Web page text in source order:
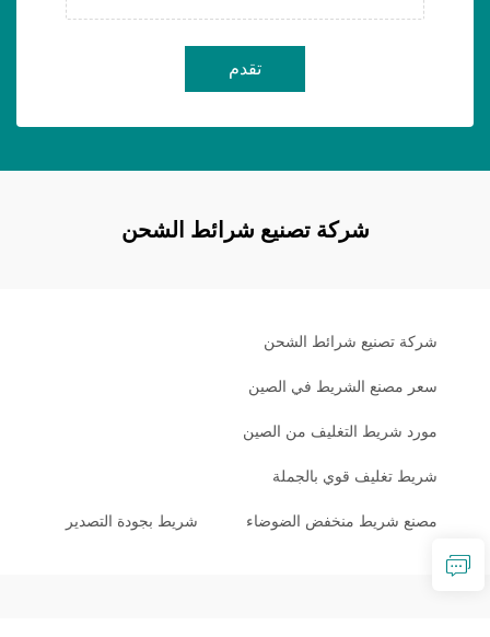
تقدم
شركة تصنيع شرائط الشحن
شركة تصنيع شرائط الشحن
سعر مصنع الشريط في الصين
مورد شريط التغليف من الصين
شريط تغليف قوي بالجملة
مصنع شريط منخفض الضوضاء شريط بجودة التصدير